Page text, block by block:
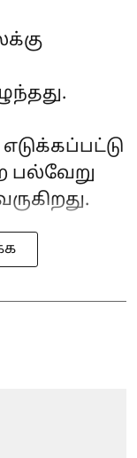
பல்வேறு